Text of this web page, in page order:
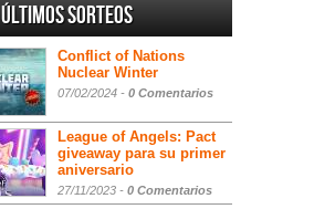
Últimos sorteos
Conflict of Nations
Nuclear Winter
07/02/2024 - 0 Comentarios
League of Angels: Pact
giveaway para su primer
aniversario
27/11/2023 - 0 Comentarios